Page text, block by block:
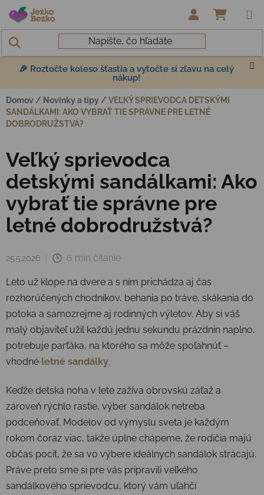
Prejsť na obsah
🎉 Roztočte koleso šťastia a vytočte si zľavu na celý
nákup!
Domov / Novinky a tipy / VEĽKÝ SPRIEVODCA DETSKÝMI
SANDÁLKAMI: AKO VYBRAŤ TIE SPRÁVNE PRE LETNÉ
DOBRODRUŽSTVÁ?
Veľký sprievodca
detskými sandálkami: Ako
vybrať tie správne pre
letné dobrodružstvá?
25.5.2026 6 min čítanie
Leto už klope na dvere a s ním prichádza aj čas
rozhorúčených chodníkov, behania po tráve, skákania do
potoka a samozrejme aj rodinných výletov. Aby si váš
malý objaviteľ užil každú jednu sekundu prázdnin naplno,
potrebuje parťáka, na ktorého sa môže spoľahnúť –
vhodné letné sandálky.
Keďže detská noha v lete zažíva obrovskú záťaž a
zároveň rýchlo rastie, výber sandálok netreba
podceňovať. Modelov od výmyslu sveta je každým
rokom čoraz viac, takže úplne chápeme, že rodičia majú
občas pocit, že sa vo výbere ideálnych sandálok strácajú.
Práve preto sme si pre vás pripravili veľkého
sandálkového sprievodcu, ktorý vám uľahčí